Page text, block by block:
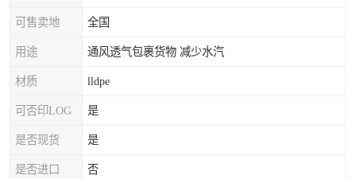
可售卖地 全国
用途 通风透气包裹货物 减少水汽
材质 lldpe
可否印LOG 是
是否现货 是
是否进口 否